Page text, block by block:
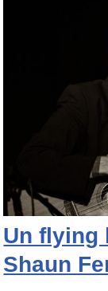
Un flying
Shaun